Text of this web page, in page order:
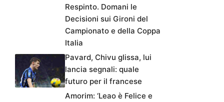
Respinto. Domani le
Decisioni sui Gironi del
Campionato e della Coppa
Italia
Pavard, Chivu glissa, lui
lancia segnali: quale
futuro per il francese
Amorim: ‘Leao è Felice e